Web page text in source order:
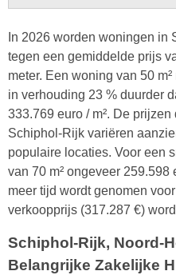
In 2026 worden woningen
tegen een gemiddelde prijs
meter. Een woning van 50
in verhouding 23 % duurder
333.769 euro / m². De
Schiphol-Rijk variëren
populaire locaties. Voor een
van 70 m² ongeveer
meer tijd wordt genomen
verkoopprijs (317.287 €)
Schiphol-Rijk, Noord-
Belangrijke Zakelijke